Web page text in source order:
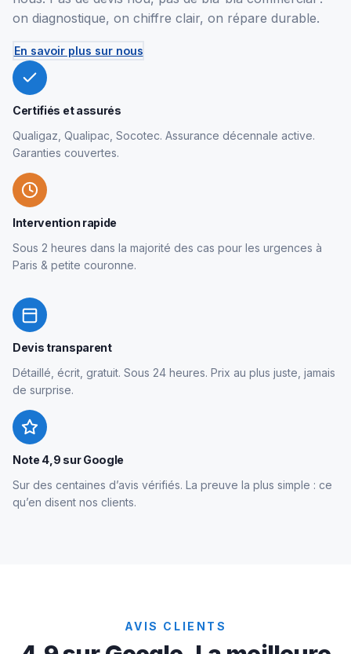
on diagnostique, on chiffre clair, on répare durable.
En savoir plus sur nous
Certifiés et assurés
Qualigaz, Qualipac, Socotec. Assurance décennale active.
Garanties couvertes.
Intervention rapide
Sous 2 heures dans la majorité des cas pour les urgences à
Paris & petite couronne.
Devis transparent
Détaillé, écrit, gratuit. Sous 24 heures. Prix au plus juste, jamais
de surprise.
Note 4,9 sur Google
Sur des centaines d’avis vérifiés. La preuve la plus simple : ce
qu’en disent nos clients.
AVIS CLIENTS